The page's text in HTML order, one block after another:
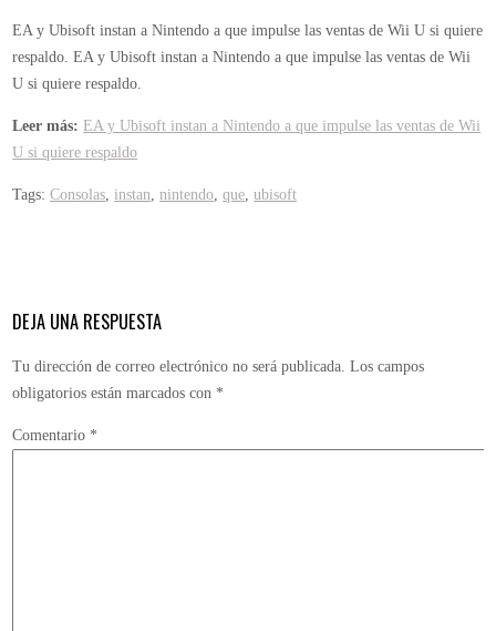
EA y Ubisoft instan a Nintendo a que impulse las ventas de Wii U si quiere
respaldo.EA y Ubisoft instan a Nintendo a que impulse las ventas de Wii
U si quiere respaldo.
Leer más: EA y Ubisoft instan a Nintendo a que impulse las ventas de Wii
U si quiere respaldo
Tags:Consolas, instan,nintendo,que,ubisoft
DEJA UNA RESPUESTA
Tu dirección de correo electrónico no será publicada. Los campos
obligatorios están marcados con *
Comentario *